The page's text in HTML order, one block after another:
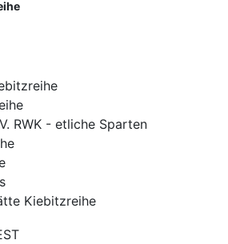
RWK - etliche Sparten
Kiebitzreihe